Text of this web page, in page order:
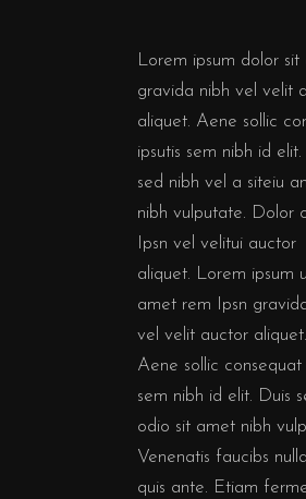
Lorem ipsum dolor sit
gravida nibh vel velit
aliquet. Aene sollic
ipsutis sem nibh id elit.
sed nibh vel a siteiu
nibh vulputate. Dolor
Ipsn vel velitui auctor
aliquet. Lorem ipsum
amet rem Ipsn
vel velit auctor aliquet.
Aene sollic consequat
sem nibh id elit. Duis
odio sit amet nibh
Venenatis faucibs
quis ante. Etiam